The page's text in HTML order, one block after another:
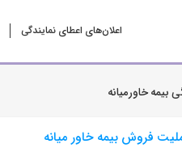
اعلان‌های اعطای نمایندگی
بیمه خاورمیانه
فروش بیمه خاور میانه